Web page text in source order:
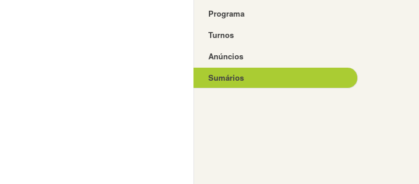
Programa
Turnos
Anúncios
Sumários